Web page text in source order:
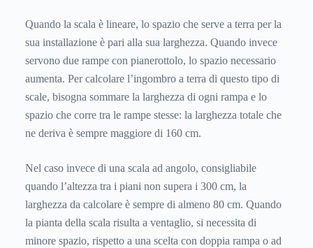
Quando la scala è lineare, lo spazio che serve a terra per la
sua installazione è pari alla sua larghezza. Quando invece
servono due rampe con pianerottolo, lo spazio necessario
aumenta. Per calcolare l’ingombro a terra di questo tipo di
scale, bisogna sommare la larghezza di ogni rampa e lo
spazio che corre tra le rampe stesse: la larghezza totale che
ne deriva è sempre maggiore di 160 cm.
Nel caso invece di una scala ad angolo, consigliabile
quando l’altezza tra i piani non supera i 300 cm, la
larghezza da calcolare è sempre di almeno 80 cm. Quando
la pianta della scala risulta a ventaglio, si necessita di
minore spazio, rispetto a una scelta con doppia rampa o ad